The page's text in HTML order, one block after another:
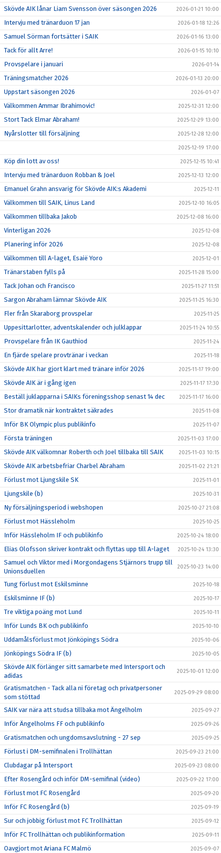
Skövde AIK lånar Liam Svensson över säsongen 2026 2026-01-21 10:00
Intervju med tränarduon 17 jan 2026-01-18 12:26
Samuel Sörman fortsätter i SAIK 2026-01-16 13:00
Tack för allt Arre! 2026-01-15 10:10
Provspelare i januari 2026-01-14
Träningsmatcher 2026 2026-01-13 20:00
Uppstart säsongen 2026 2026-01-07
Välkommen Ammar Ibrahimovic! 2025-12-31 12:00
Stort Tack Elmar Abraham! 2025-12-29 13:00
Nyårslotter till försäljning 2025-12-28 12:00
2025-12-19 17:00
Köp din lott av oss! 2025-12-15 10:41
Intervju med tränarduon Robban & Joel 2025-12-13 12:00
Emanuel Grahn ansvarig för Skövde AIK:s Akademi 2025-12-11
Välkommen till SAIK, Linus Land 2025-12-10 16:05
Välkommen tillbaka Jakob 2025-12-08 16:00
Vinterligan 2026 2025-12-08
Planering inför 2026 2025-12-08
Välkommen till A-laget, Esaië Yoro 2025-12-01
Tränarstaben fylls på 2025-11-28 15:00
Tack Johan och Francisco 2025-11-27 11:51
Sargon Abraham lämnar Skövde AIK 2025-11-25 16:30
Fler från Skaraborg provspelar 2025-11-25
Uppesittarlotter, adventskalender och julklappar 2025-11-24 10:55
Provspelare från IK Gauthiod 2025-11-24
En fjärde spelare provtränar i veckan 2025-11-18
Skövde AIK har gjort klart med tränare inför 2026 2025-11-17 19:00
Skövde AIK är i gång igen 2025-11-17 17:30
Beställ juklapparna i SAIKs föreningsshop senast 14 dec 2025-11-17 16:00
Stor dramatik när kontraktet säkrades 2025-11-08
Inför BK Olympic plus publikinfo 2025-11-07
Första träningen 2025-11-03 17:00
Skövde AIK välkomnar Roberth och Joel tillbaka till SAIK 2025-11-03 10:15
Skövde AIK arbetsbefriar Charbel Abraham 2025-11-02 21:21
Förlust mot Ljungskile SK 2025-11-01
Ljungskile (b) 2025-10-31
Ny försäljningsperiod i webshopen 2025-10-27 21:08
Förlust mot Hässleholm 2025-10-25
Inför Hässleholm IF och publikinfo 2025-10-24 18:00
Elias Olofsson skriver kontrakt och flyttas upp till A-laget 2025-10-24 13:30
Samuel och Viktor med i Morgondagens Stjärnors trupp till
Unionsduellen
2025-10-23 14:00
Tung förlust mot Eskilsminne 2025-10-18
Eskilsminne IF (b) 2025-10-17
Tre viktiga poäng mot Lund 2025-10-11
Inför Lunds BK och publikinfo 2025-10-10
Uddamålsförlust mot Jönköpings Södra 2025-10-06
Jönköpings Södra IF (b) 2025-10-05
Skövde AIK förlänger sitt samarbete med Intersport och
adidas
2025-10-01 12:00
Gratismatchen - Tack alla ni företag och privatpersoner
som stöttad
2025-09-29 08:00
SAIK var nära att studsa tillbaka mot Ängelholm 2025-09-27
Inför Ängelholms FF och publikinfo 2025-09-26
Gratismatchen och ungdomsavslutning - 27 sep 2025-09-25
Förlust i DM-semifinalen i Trollhättan 2025-09-23 21:00
Clubdagar på Intersport 2025-09-23 08:00
Efter Rosengård och inför DM-semifinal (video) 2025-09-22 17:00
Förlust mot FC Rosengård 2025-09-20
Inför FC Rosengård (b) 2025-09-19
Sur och jobbig förlust mot FC Trollhättan 2025-09-12
Inför FC Trollhättan och publikinformation 2025-09-11
Oavgjort mot Ariana FC Malmö 2025-09-07